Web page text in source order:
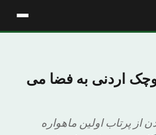
اردنی به فضا می
از پرتاب اولین ماهواره